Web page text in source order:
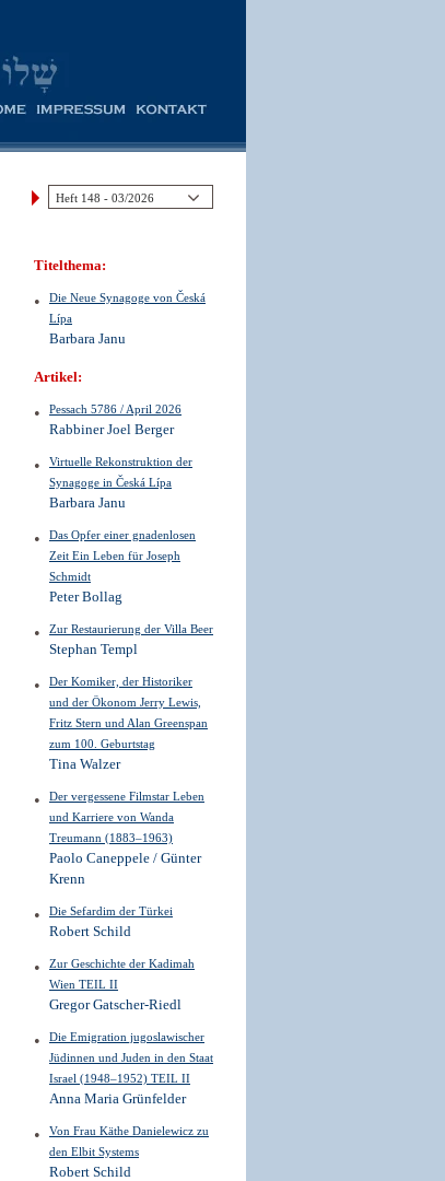
Titelthema:
Die Neue Synagoge von Česká
Lípa
Barbara Janu
Artikel:
Pessach 5786 / April 2026
Rabbiner Joel Berger
Virtuelle Rekonstruktion der
Synagoge in Česká Lípa
Barbara Janu
Das Opfer einer gnadenlosen
Zeit Ein Leben für Joseph
Schmidt
Peter Bollag
Zur Restaurierung der Villa Beer
Stephan Templ
Der Komiker, der Historiker
und der Ökonom Jerry Lewis,
Fritz Stern und Alan Greenspan
zum 100. Geburtstag
Tina Walzer
Der vergessene Filmstar Leben
und Karriere von Wanda
Treumann (1883–1963)
Paolo Caneppele / Günter
Krenn
Die Sefardim der Türkei
Robert Schild
Zur Geschichte der Kadimah
Wien TEIL II
Gregor Gatscher-Riedl
Die Emigration jugoslawischer
Jüdinnen und Juden in den Staat
Israel (1948–1952) TEIL II
Anna Maria Grünfelder
Von Frau Käthe Danielewicz zu
den Elbit Systems
Robert Schild